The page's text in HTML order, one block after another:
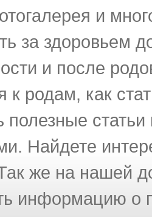
и
за здоровьем
и после
к родам, как
полезные
Найдете
же на нашей
информацию о